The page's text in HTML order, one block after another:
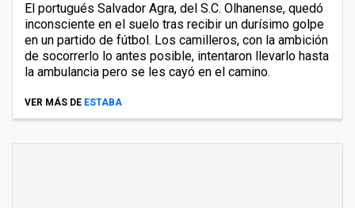
El portugués Salvador Agra, del S.C. Olhanense, quedó
inconsciente en el suelo tras recibir un durísimo golpe
en un partido de fútbol. Los camilleros, con la ambición
de socorrerlo lo antes posible, intentaron llevarlo hasta
la ambulancia pero se les cayó en el camino.
VER MÁS DE ESTABA